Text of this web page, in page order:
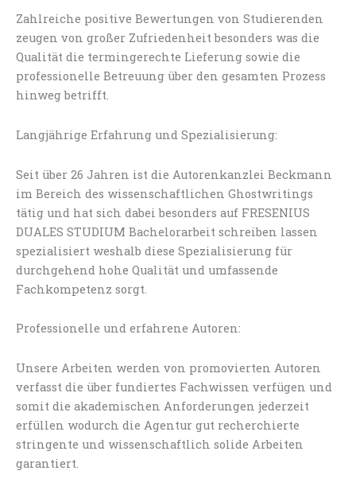
Zahlreiche positive Bewertungen von Studierenden
zeugen von großer Zufriedenheit besonders was die
Qualität die termingerechte Lieferung sowie die
professionelle Betreuung über den gesamten Prozess
hinweg betrifft.
Langjährige Erfahrung und Spezialisierung:
Seit über 26 Jahren ist die Autorenkanzlei Beckmann
im Bereich des wissenschaftlichen Ghostwritings
tätig und hat sich dabei besonders auf FRESENIUS
DUALES STUDIUM Bachelorarbeit schreiben lassen
spezialisiert weshalb diese Spezialisierung für
durchgehend hohe Qualität und umfassende
Fachkompetenz sorgt.
Professionelle und erfahrene Autoren:
Unsere Arbeiten werden von promovierten Autoren
verfasst die über fundiertes Fachwissen verfügen und
somit die akademischen Anforderungen jederzeit
erfüllen wodurch die Agentur gut recherchierte
stringente und wissenschaftlich solide Arbeiten
garantiert.